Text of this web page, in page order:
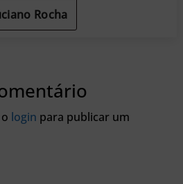
Rocha
login para publicar um